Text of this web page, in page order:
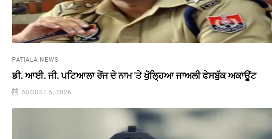
PATIALA NEWS
ਡੀ. ਆਈ. ਜੀ. ਪਟਿਆਲਾ ਰੇਂਜ ਦੇ ਨਾਮ 'ਤੇ ਖੁੱਲ੍ਹਿਆ ਜਾਅਲੀ ਫੇਸਬੁੱਕ ਅਕਾਊਂਟ
AUGUST 5, 2026